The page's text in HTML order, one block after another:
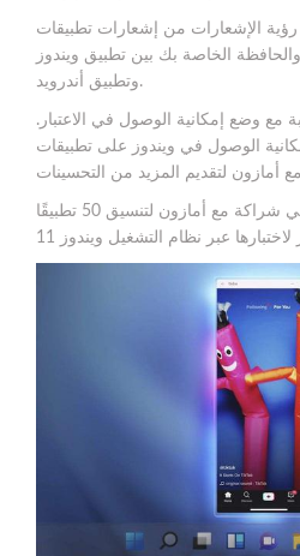
الإشعارات من إشعارات تطبيقات
الخاصة بك بين تطبيق ويندوز
وتطبيق أندرويد.
مع وضع إمكانية الوصول في الاعتبار.
الوصول في ويندوز على تطبيقات
ودخلت مايكروسوفت في شراكة مع أمازون لتنسيق 50 تطبيقًا